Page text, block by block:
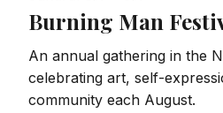
Burning Man
An annual gathering in the
celebrating art, self-
community each August.